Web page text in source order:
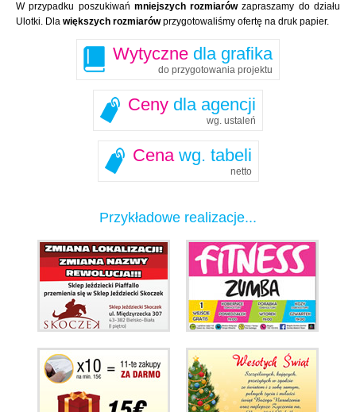
W przypadku poszukiwań mniejszych rozmiarówzapraszamy do działu
Ulotki. Dla większych rozmiarówprzygotowaliśmy ofertę na druk papier.
Wytyczne dla grafika
do przygotowania projektu
Ceny dla agencji
wg. ustaleń
Cena wg. tabeli
netto
Przykładowe realizacje...